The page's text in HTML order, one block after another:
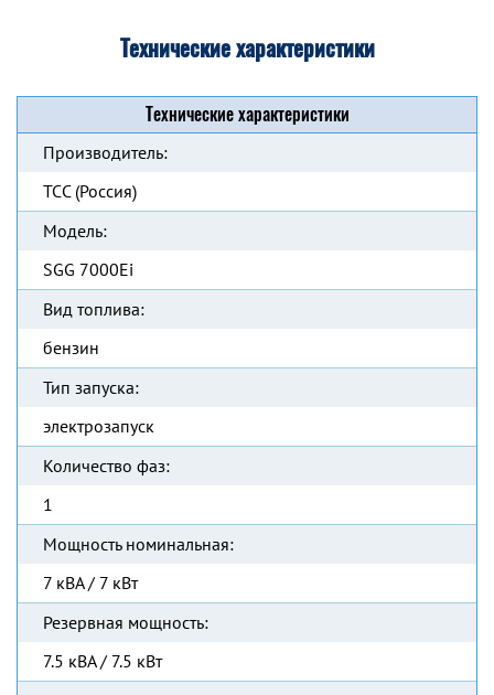
Технические характеристики
Технические характеристики
Производитель:
ТСС (Россия)
Модель:
SGG 7000Ei
Вид топлива:
бензин
Тип запуска:
электрозапуск
Количество фаз:
1
Мощность номинальная:
7 кВА / 7 кВт
Резервная мощность:
7.5 кВА / 7.5 кВт